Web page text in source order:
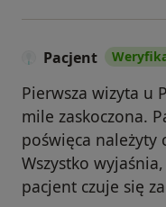
Pacjent
Pierwsza wizyta u
mile zaskoczona.
poświęca należyty
Wszystko
pacjent czuje się